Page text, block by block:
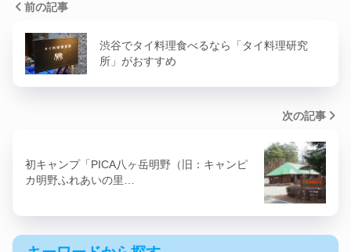
前の記事
渋谷でタイ料理食べるなら「タイ料理研究
所」がおすすめ
次の記事
初キャンプ「PICA八ヶ岳明野（旧：キャンピ
カ明野ふれあいの里…